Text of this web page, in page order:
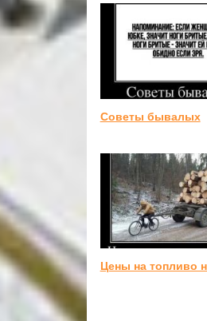
Советы бывалых
Цены на топливо